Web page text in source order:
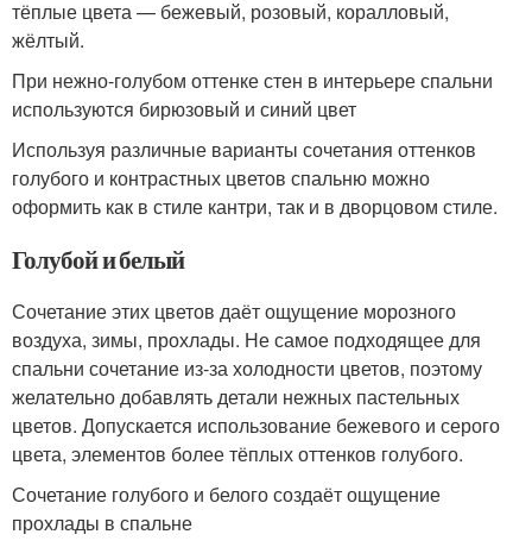
тёплые цвета — бежевый, розовый, коралловый,
жёлтый.
При нежно-голубом оттенке стен в интерьере спальни
используются бирюзовый и синий цвет
Используя различные варианты сочетания оттенков
голубого и контрастных цветов спальню можно
оформить как в стиле кантри, так и в дворцовом стиле.
Голубой и белый
Сочетание этих цветов даёт ощущение морозного
воздуха, зимы, прохлады. Не самое подходящее для
спальни сочетание из-за холодности цветов, поэтому
желательно добавлять детали нежных пастельных
цветов. Допускается использование бежевого и серого
цвета, элементов более тёплых оттенков голубого.
Сочетание голубого и белого создаёт ощущение
прохлады в спальне